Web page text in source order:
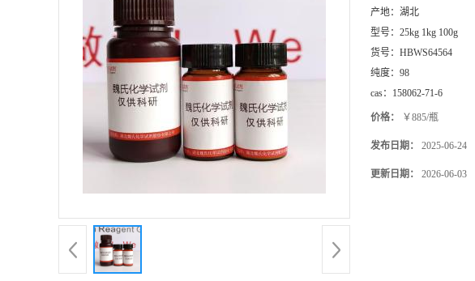
产地： 湖北
型号： 25kg 1kg 100g
货号： HBWS64564
纯度： 98
cas： 158062-71-6
价格： ￥885/瓶
发布日期： 2025-06-24
更新日期： 2026-06-03